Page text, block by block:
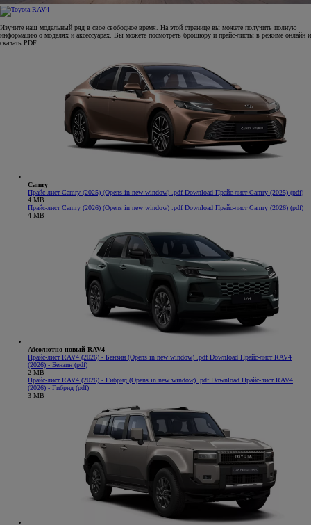
Изучите наш модельный ряд в свое свободное время. На этой странице вы можете получить полную
информацию о моделях и аксессуарах. Вы можете посмотреть брошюру и прайс-листы в режиме онлайн и
скачать PDF.
Camry
Прайс-лист Camry (2025) (Opens in new window) .pdfDownload Прайс-лист Camry (2025) (pdf)
4 MB
Прайс-лист Camry (2026) (Opens in new window) .pdfDownload Прайс-лист Camry (2026) (pdf)
4 MB
Абсолютно новый RAV4
Прайс-лист RAV4 (2026) - Бензин (Opens in new window) .pdfDownload Прайс-лист RAV4
(2026) - Бензин (pdf)
2 MB
Прайс-лист RAV4 (2026) - Гибрид (Opens in new window) .pdfDownload Прайс-лист RAV4
(2026) - Гибрид (pdf)
3 MB